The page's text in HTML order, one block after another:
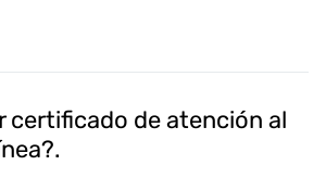
certificado de atención al